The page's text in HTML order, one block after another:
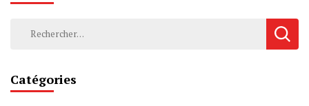
Rechercher :
Catégories